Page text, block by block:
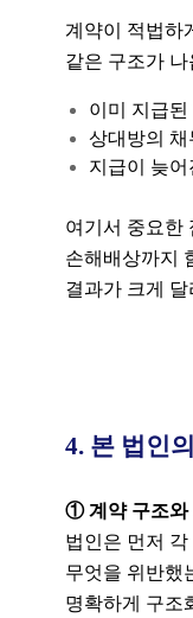
계약이 적법하
같은 구조가 나
이미 지급
상대방의
지급이 늦
여기서 중요한
손해배상까지
결과가 크게
4. 본 법인
① 계약 구조와
법인은 먼저
무엇을 위반했
명확하게 구조